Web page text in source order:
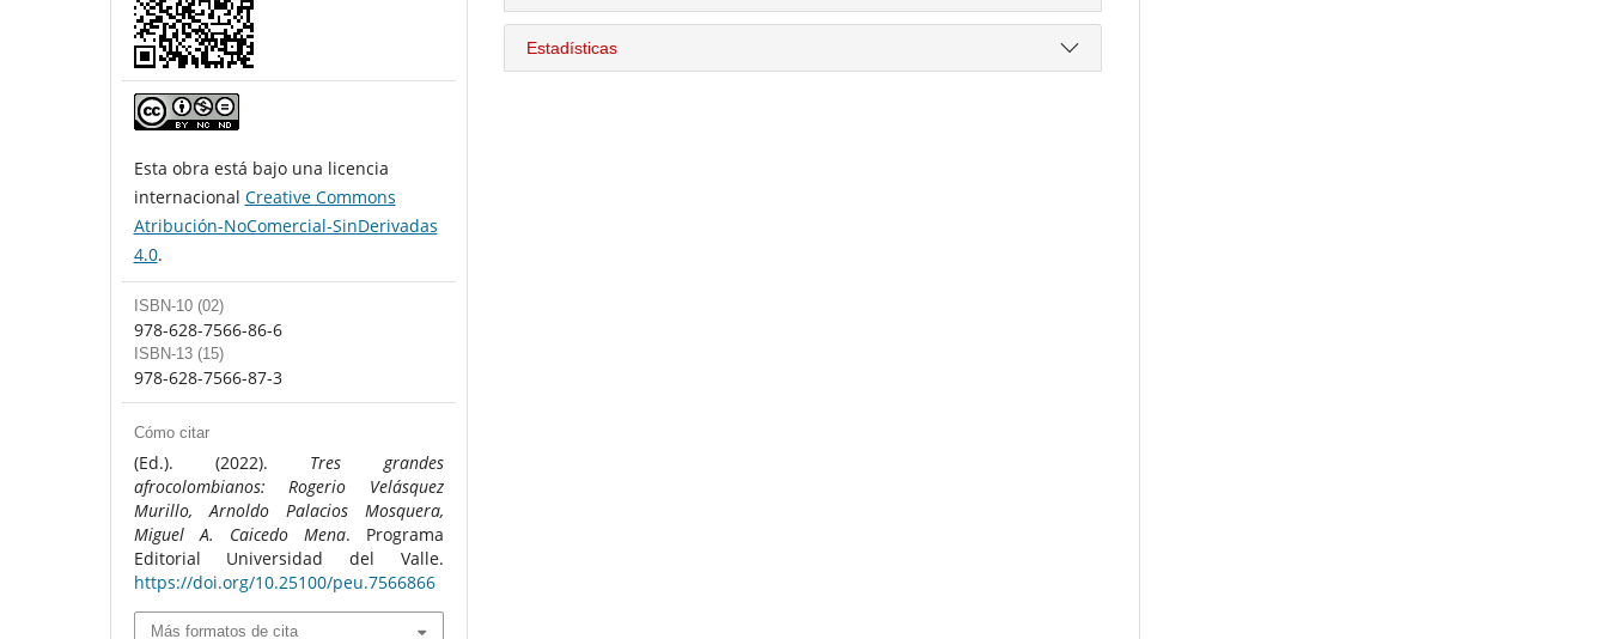
Esta obra está bajo una licencia
internacional Creative Commons
Atribución-NoComercial-SinDerivadas
4.0.
ISBN-10 (02)
978-628-7566-86-6
ISBN-13 (15)
978-628-7566-87-3
Cómo citar
(Ed.). (2022). Tres grandes
afrocolombianos: Rogerio Velásquez
Murillo, Arnoldo Palacios Mosquera,
Miguel A. Caicedo Mena. Programa
Editorial Universidad del Valle.
https://doi.org/10.25100/peu.7566866
Más formatos de cita
Estadísticas